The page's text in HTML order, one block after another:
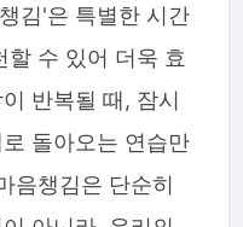
김'은 특별한 시간
할 수 있어 더욱 효
반복될 때, 잠시
돌아오는 연습만
음챙김은 단순히